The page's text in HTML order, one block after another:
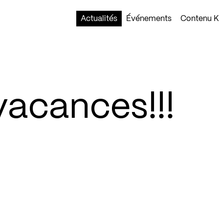
Actualités
Événements Contenu